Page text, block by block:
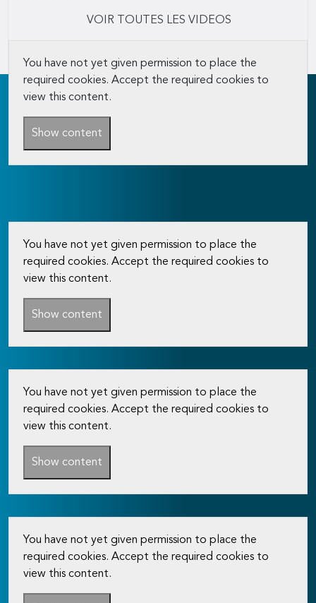
VOIR TOUTES LES VIDEOS
You have not yet given permission to place the
required cookies. Accept the required cookies to
view this content.
Show content
You have not yet given permission to place the
required cookies. Accept the required cookies to
view this content.
Show content
You have not yet given permission to place the
required cookies. Accept the required cookies to
view this content.
Show content
You have not yet given permission to place the
required cookies. Accept the required cookies to
view this content.